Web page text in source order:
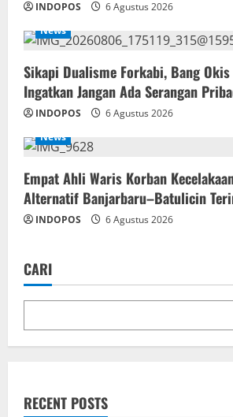
INDOPOS
6 Agustus 2026
News
Sikapi Dualisme Forkabi, Bang Okis
Ingatkan Jangan Ada Serangan
INDOPOS
6 Agustus 2026
News
Empat Ahli Waris Korban
Alternatif Banjarbaru–Batulicin
INDOPOS 6 Agustus 2026
CARI
RECENT POSTS